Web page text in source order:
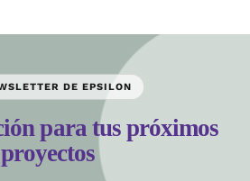
DE EPSILON
para tus próximos
proyectos